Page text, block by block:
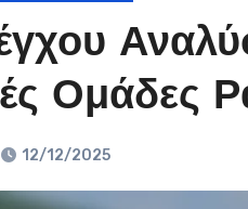
Ομάδες
12/12/2025